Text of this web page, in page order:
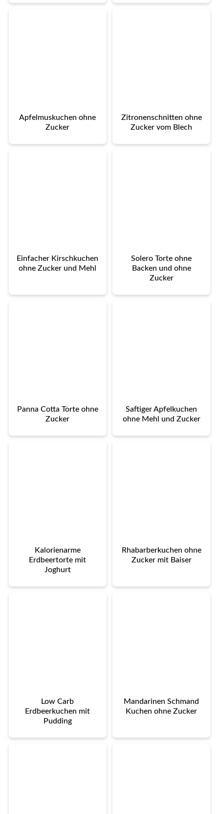
Apfelmuskuchen ohne
Zucker
Zitronenschnitten ohne
Zucker vom Blech
Einfacher Kirschkuchen
ohne Zucker und Mehl
Solero Torte ohne
Backen und ohne
Zucker
Panna Cotta Torte ohne
Zucker
Saftiger Apfelkuchen
ohne Mehl und Zucker
Kalorienarme
Erdbeertorte mit
Joghurt
Rhabarberkuchen ohne
Zucker mit Baiser
Low Carb
Erdbeerkuchen mit
Pudding
Mandarinen Schmand
Kuchen ohne Zucker